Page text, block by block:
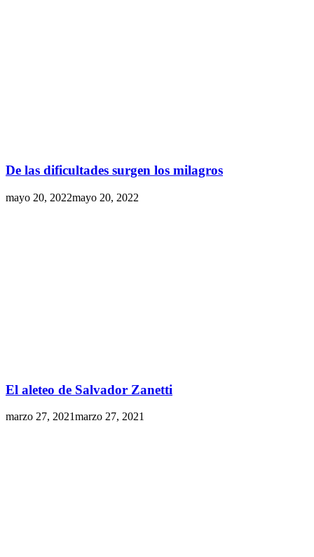
De las dificultades surgen los milagros
mayo 20, 2022mayo 20, 2022
El aleteo de Salvador Zanetti
marzo 27, 2021marzo 27, 2021